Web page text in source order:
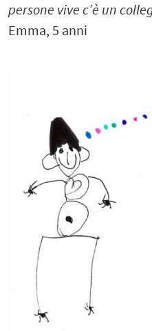
persone vive c’è un
Emma, 5 anni